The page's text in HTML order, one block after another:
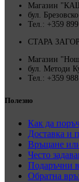
Магазин
бул.
Тел.: +359
СТАРА
Магазин
бул. Методи
Тел.: +359
Полезно
Как да
Доставка и
Връщане
Често
Подаръчни
Обратна